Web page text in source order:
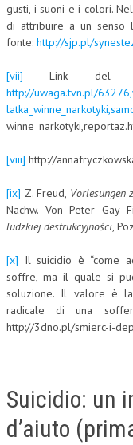
gusti, i suoni e i colori.
di attribuire a un senso
fonte: http://sjp.pl/
[vii] Link del
http://uwaga.tvn.pl/
[viii] http://
[ix] Z. Freud, Vorlesungen
Nachw. Von Peter Gay
ludzkiej destrukcyjności,
[x] Il suicidio è “come
soffre, ma il quale si
soluzione. Il valore è
radicale di una
http://3dno.pl/smierc-i-
Suicidio: un
d’aiuto